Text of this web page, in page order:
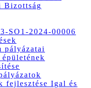
Bizottság
SO1-2024-00006
pályázatai
fejlesztése Igal és